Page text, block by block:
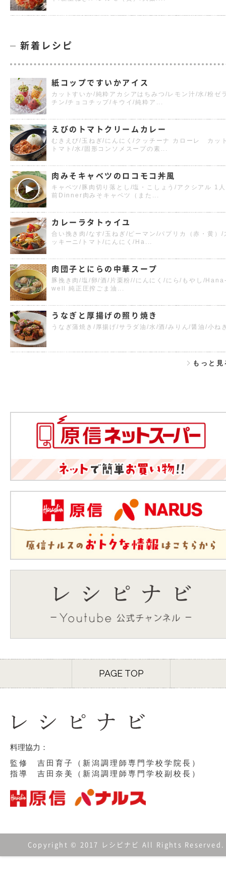
新着レシピ
紙コップですいかアイス
カットすいか/純粋アカシアはちみつ/レモン汁/水/粉ゼ
チン/チョコチップ/キウイ/純粋ア...
えびのトマトクリームカレー
むきえび/玉ねぎ/にんにく/クッチーナ カローレ カッ
トマト/水/固形コンソメスープの素...
肉みそキャベツのロコモコ丼風
キャベツ/豚肉切り落とし/塩・こしょう/アクシアル 1人
前Dinner肉みそキャベツ（また...
カレーラタトゥイユ
合い挽き肉/なす/玉ねぎ/ピーマン/パプリカ（赤・黄）/
ッキーニ/トマト/にんにく/Ha...
肉団子とにらの中華スープ
豚挽き肉/塩/卵/酒/片栗粉//にんにく/にら/もやし/
well 純正圧搾ごま油...
うなぎと厚揚げの照り焼き
うなぎ蒲焼き/厚揚げ/サラダ油/水/酒/みりん/醤油/小ね
もっと見
PAGE TOP
料理協力：
監修 吉田育子（新潟調理師専門学校学院長）
指導 吉田奈美（新潟調理師専門学校副校長）
Copyright © 2017 レシピナビ All Rights Reserved.